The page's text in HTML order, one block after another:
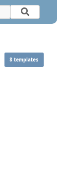
8 templates